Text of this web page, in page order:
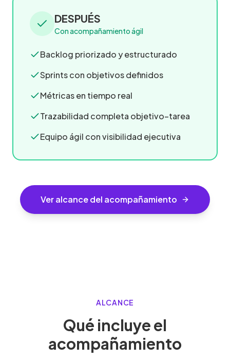
DESPUÉS
Con acompañamiento ágil
Backlog priorizado y estructurado
Sprints con objetivos definidos
Métricas en tiempo real
Trazabilidad completa objetivo–tarea
Equipo ágil con visibilidad ejecutiva
Ver alcance del acompañamiento
ALCANCE
Qué incluye el
acompañamiento